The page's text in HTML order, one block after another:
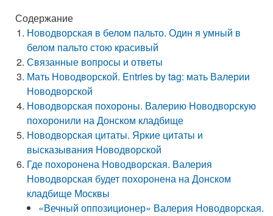
Содержание
Новодворская в белом пальто. Один я умный в
белом пальто стою красивый
Связанные вопросы и ответы
Мать Новодворской. Entries by tag: мать Валерии
Новодворской
Новодворская похороны. Валерию Новодворскую
похоронили на Донском кладбище
Новодворская цитаты. Яркие цитаты и
высказывания Новодворской
Где похоронена Новодворская. Валерия
Новодворская будет похоронена на Донском
кладбище Москвы
«Вечный оппозиционер» Валерия Новодворская.